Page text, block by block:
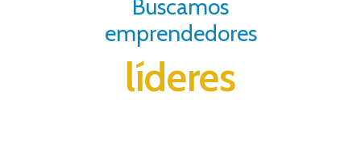
Buscamos
emprendedores
líderes